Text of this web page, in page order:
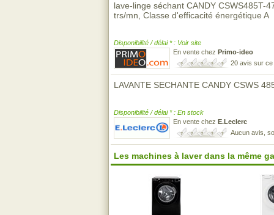
lave-linge séchant CANDY CSWS485T-
trs/mn, Classe d'efficacité énergétique A
Disponibilité / délai * : Voir site
En vente chez Primo-ideo
20 avis sur
LAVANTE SECHANTE CANDY CSWS
Disponibilité / délai * : En stock
En vente chez E.Leclerc
Aucun avis,
Les machines à laver dans la même